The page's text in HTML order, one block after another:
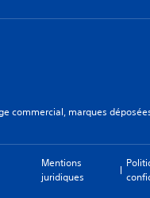
commercial, marques
Mentions
juridiques